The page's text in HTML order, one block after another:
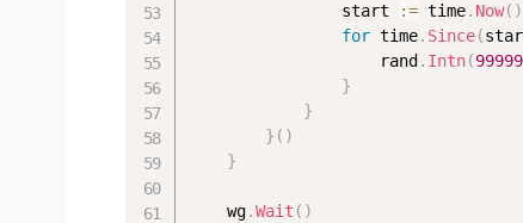
                start
:= time. Now( )
for time. Since(
                    rand
. Intn(
}
}
} ( )
}
    wg
.Wait ( )